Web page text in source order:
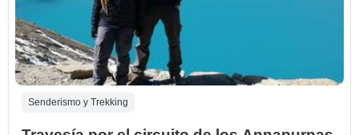
Senderismo y Trekking